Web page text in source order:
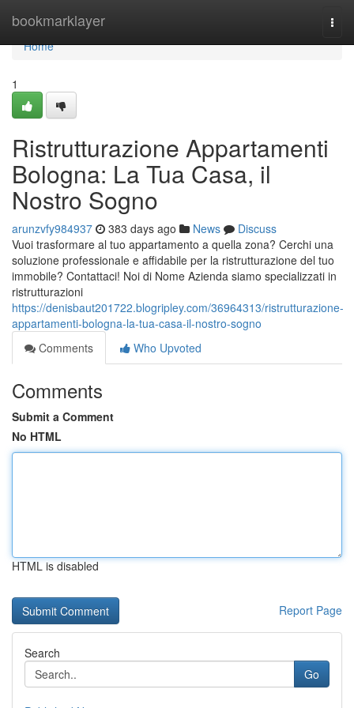
bookmarklayer
Home
Home
1
Ristrutturazione Appartamenti
Bologna: La Tua Casa, il
Nostro Sogno
arunzvfy984937 383 days ago News
Discuss
Vuoi trasformare al tuo appartamento a quella zona? Cerchi una
soluzione professionale e affidabile per la ristrutturazione del tuo
immobile? Contattaci! Noi di Nome Azienda siamo specializzati in
ristrutturazioni
https://denisbaut201722.blogripley.com/36964313/ristrutturazione-
appartamenti-bologna-la-tua-casa-il-nostro-sogno
Comments
Who Upvoted
Comments
Submit a Comment
No HTML
HTML is disabled
Report Page
Search
Go